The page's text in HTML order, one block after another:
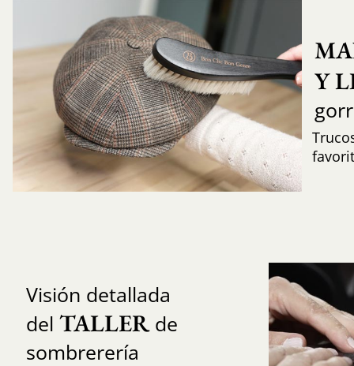
Y
Visión detallada
del TALLERde
sombrerería